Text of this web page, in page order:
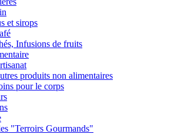
et sirops
Infusions de fruits
produits non alimentaires
pour le corps
"Terroirs Gourmands"